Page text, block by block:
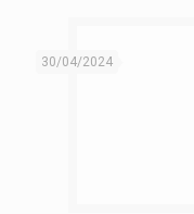
30/04/2024